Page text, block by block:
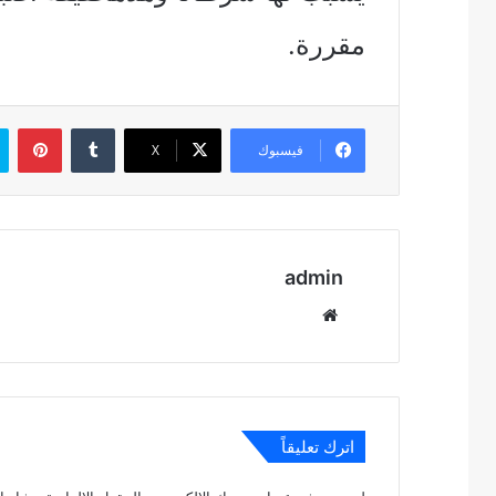
مقررة‏.
فيسبوك ‫X
admin
اترك تعليقاً